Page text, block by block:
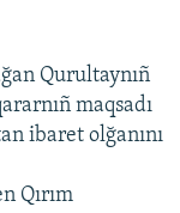
Qurultaynıñ
maqsadı
ibaret olğanını
Qırım